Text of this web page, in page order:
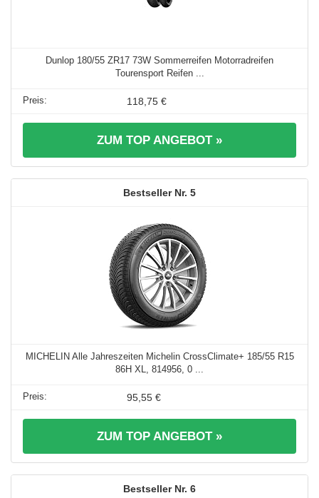
Dunlop 180/55 ZR17 73W Sommerreifen Motorradreifen
Tourensport Reifen ...
118,75 €
ZUM TOP ANGEBOT »
5
MICHELIN Alle Jahreszeiten Michelin CrossClimate+ 185/55 R15
86H XL, 814956, 0 ...
95,55 €
ZUM TOP ANGEBOT »
6